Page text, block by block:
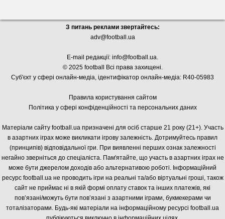
З питань реклами звертайтесь:
adv@football.ua
E-mail редакції: info@football.ua.
© 2025 football Всі права захищені.
Суб'єкт у сфері онлайн-медіа, ідентифікатор онлайн-медіа: R40-05983
Правила користування сайтом
Політика у сфері конфіденційності та персональних даних
Матеріали сайту football.ua призначені для осіб старше 21 року (21+). Участь
в азартних іграх може викликати ігрову залежність. Дотримуйтесь правил
(принципів) відповідальної гри. При виявленні перших ознак залежності
негайно зверніться до спеціаліста. Пам'ятайте, що участь в азартних іграх не
може бути джерелом доходів або альтернативою роботі. Інформаційний
ресурс football.ua не проводить ігри на реальні та/або віртуальні гроші, також
сайт не приймає ні в якій формі оплату ставок та інших платежів, які
пов’язані/можуть бути пов’язані з азартними іграми, букмекерами чи
тоталізаторами. Будь-які матеріали на інформаційному ресурсі football.ua